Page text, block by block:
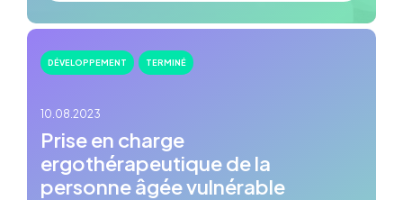
DÉVELOPPEMENT TERMINÉ
10.08.2023
Prise en charge
ergothérapeutique de la
personne âgée vulnérable